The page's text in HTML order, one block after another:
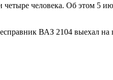
человека. Об этом 5
ВАЗ 2104 выехал на